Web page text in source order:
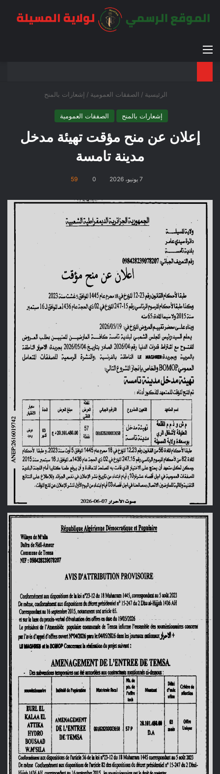
القائمة
الرئيسية / الصفقات العمومية / إشعارات بالمنح
إشعارات بالمنح الصفقات العمومية
إعلان عن منح مؤقت تهيئة مدخل
مدينة تامسة
7 يونيو، 2026 0
59